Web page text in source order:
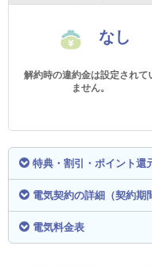
なし
解約時の違約金は設定されて
ません。
特典・割引・ポイント還
電気契約の詳細（契約期
電気料金表